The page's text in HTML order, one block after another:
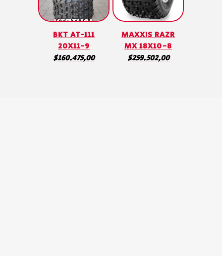
BKT AT-111
20X11-9
$160.475,00
MAXXIS RAZR
MX 18X10-8
$259.502,00